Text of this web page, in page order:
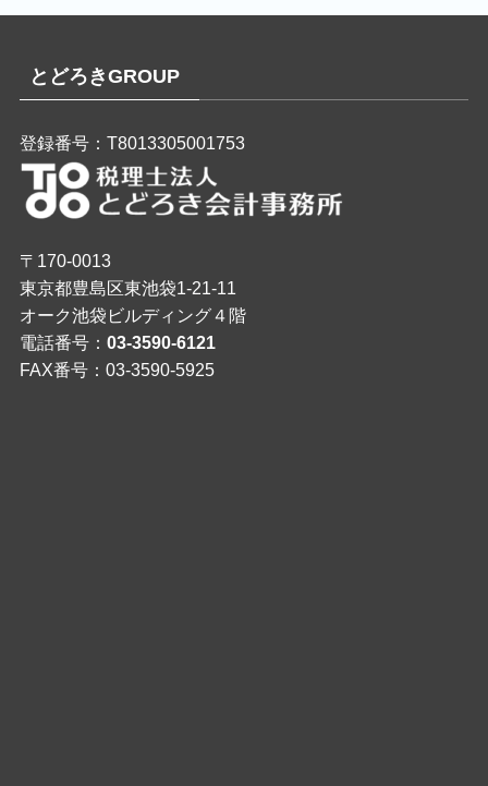
とどろきGROUP
登録番号：T8013305001753
〒170-0013
東京都豊島区東池袋1-21-11
オーク池袋ビルディング４階
電話番号： 03-3590-6121
FAX番号：03-3590-5925